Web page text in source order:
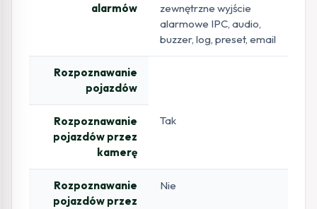
alarmów
zewnętrzne wyjście
alarmowe IPC, audio,
buzzer, log, preset, email
Rozpoznawanie
pojazdów
Rozpoznawanie
pojazdów przez
kamerę
Tak
Rozpoznawanie
pojazdów przez
Nie